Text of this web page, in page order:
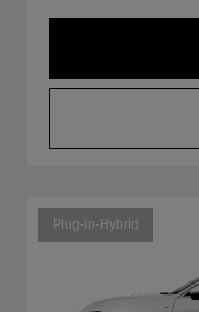
Plug-in-Hybrid